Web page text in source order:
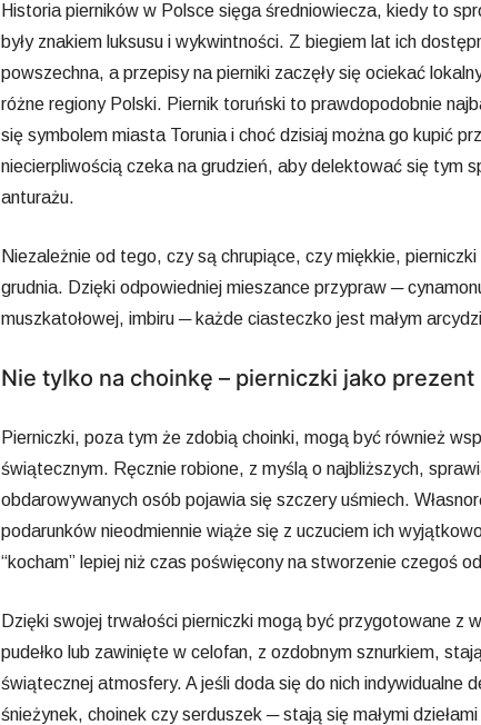
Historia pierników w Polsce sięga średniowiecza, kiedy to
były znakiem luksusu i wykwintności. Z biegiem lat ich
powszechna, a przepisy na pierniki zaczęły się ociekać
różne regiony Polski. Piernik toruński to prawdopodobnie
się symbolem miasta Torunia i choć dzisiaj można go kupić
niecierpliwością czeka na grudzień, aby delektować się tym
anturażu.
Niezależnie od tego, czy są chrupiące, czy miękkie,
grudnia. Dzięki odpowiedniej mieszance przypraw ─
muszkatołowej, imbiru ─ każde ciasteczko jest małym
Nie tylko na choinkę – pierniczki jako prezent
Pierniczki, poza tym że zdobią choinki, mogą być również
świątecznym. Ręcznie robione, z myślą o najbliższych,
obdarowywanych osób pojawia się szczery uśmiech.
podarunków nieodmiennie wiąże się z uczuciem ich
“kocham” lepiej niż czas poświęcony na stworzenie czegoś
Dzięki swojej trwałości pierniczki mogą być przygotowane z
pudełko lub zawinięte w celofan, z ozdobnym sznurkiem,
świątecznej atmosfery. A jeśli doda się do nich indywidualne
śnieżynek, choinek czy serduszek ─ stają się małymi